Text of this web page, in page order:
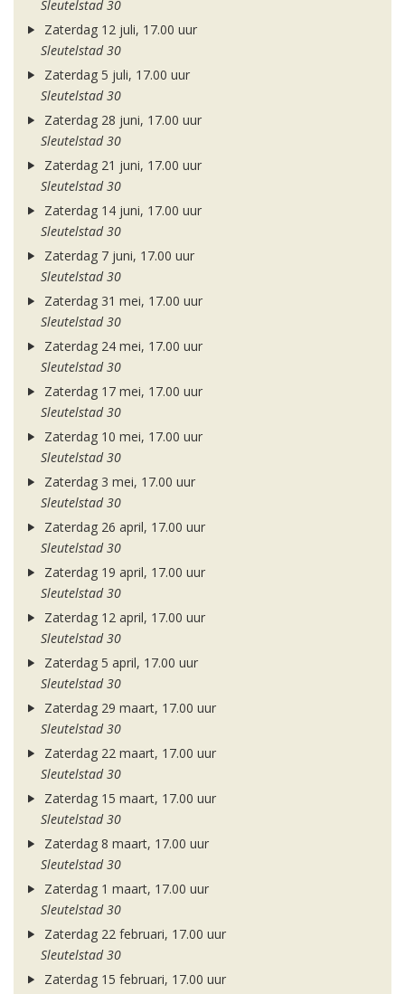
Sleutelstad 30
Zaterdag 12 juli, 17.00 uur
Sleutelstad 30
Zaterdag 5 juli, 17.00 uur
Sleutelstad 30
Zaterdag 28 juni, 17.00 uur
Sleutelstad 30
Zaterdag 21 juni, 17.00 uur
Sleutelstad 30
Zaterdag 14 juni, 17.00 uur
Sleutelstad 30
Zaterdag 7 juni, 17.00 uur
Sleutelstad 30
Zaterdag 31 mei, 17.00 uur
Sleutelstad 30
Zaterdag 24 mei, 17.00 uur
Sleutelstad 30
Zaterdag 17 mei, 17.00 uur
Sleutelstad 30
Zaterdag 10 mei, 17.00 uur
Sleutelstad 30
Zaterdag 3 mei, 17.00 uur
Sleutelstad 30
Zaterdag 26 april, 17.00 uur
Sleutelstad 30
Zaterdag 19 april, 17.00 uur
Sleutelstad 30
Zaterdag 12 april, 17.00 uur
Sleutelstad 30
Zaterdag 5 april, 17.00 uur
Sleutelstad 30
Zaterdag 29 maart, 17.00 uur
Sleutelstad 30
Zaterdag 22 maart, 17.00 uur
Sleutelstad 30
Zaterdag 15 maart, 17.00 uur
Sleutelstad 30
Zaterdag 8 maart, 17.00 uur
Sleutelstad 30
Zaterdag 1 maart, 17.00 uur
Sleutelstad 30
Zaterdag 22 februari, 17.00 uur
Sleutelstad 30
Zaterdag 15 februari, 17.00 uur